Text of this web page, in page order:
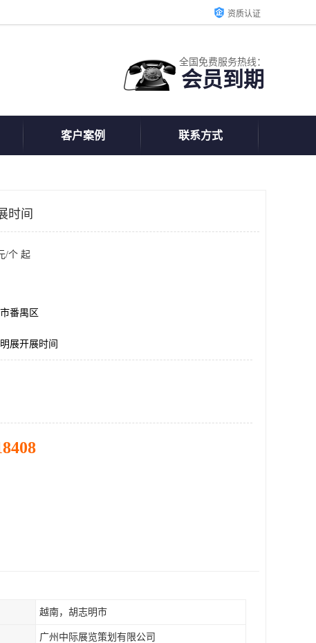
资质认证
全国免费服务热线：
会员到期
客户案例 联系方式
时间
/个 起
番禺区
展开展时间
越南，胡志明市
广州中际展览策划有限公司